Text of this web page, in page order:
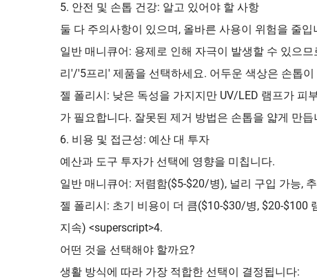
5. 안전 및 손톱 건강: 알고 있어야 할 사항
둘 다 주의사항이 있으며, 올바른 사용이 위험을 줄입
일반 매니큐어: 용제로 인해 자극이 발생할 수 있으
리'/'5프리' 제품을 선택하세요. 어두운 색상은 손톱
젤 폴리시: 낮은 독성을 가지지만 UV/LED 램프가
가 필요합니다. 잘못된 제거 방법은 손톱을 얇게 만듭
6. 비용 및 접근성: 예산 대 투자
예산과 도구 투자가 선택에 영향을 미칩니다.
일반 매니큐어: 저렴함($5-$20/병), 널리 구입 가능,
젤 폴리시: 초기 비용이 더 큼($10-$30/병, $20-$100
지속) <superscript>4.
어떤 것을 선택해야 할까요?
생활 방식에 따라 가장 적합한 선택이 결정됩니다: